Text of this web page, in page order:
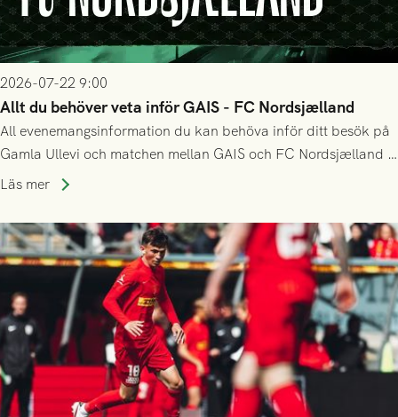
2026-07-22 9:00
Allt du behöver veta inför GAIS - FC Nordsjælland
All evenemangsinformation du kan behöva inför ditt besök på
Gamla Ullevi och matchen mellan GAIS och FC Nordsjælland i
kvalet till Conference League! Avspark kl 19.00 på torsdag
Läs mer